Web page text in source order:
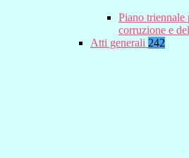
Piano triennale
corruzione e
Atti generali 242